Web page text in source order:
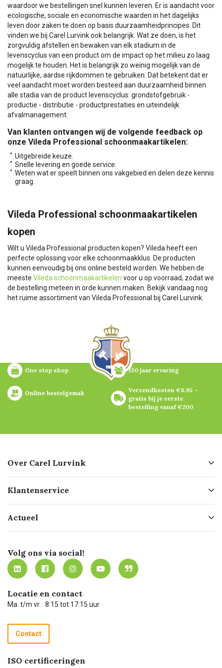
waardoor we bestellingen snel kunnen leveren. Er is aandacht voor
ecologische, sociale en economische waarden in het dagelijks
leven door zaken te doen op basis duurzaamheidprincipes. Dit
vinden we bij Carel Lurvink ook belangrijk. Wat ze doen, is het
zorgvuldig afstellen en bewaken van elk stadium in de
levenscyclus van een product om de impact op het milieu zo laag
mogelijk te houden. Het is belangrijk zo weinig mogelijk van de
natuurlijke, aardse rijkdommen te gebruiken. Dat betekent dat er
veel aandacht moet worden besteed aan duurzaamheid binnen
alle stadia van de product levenscyclus: grondstofgebruik -
productie - distributie - productprestaties en uiteindelijk
afvalmanagement.
Van klanten ontvangen wij de volgende feedback op
onze Vileda Professional schoonmaakartikelen:
Uitgebreide keuze.
Snelle levering en goede service.
Weten wat er speelt binnen ons vakgebied en delen deze kennis
graag.
Vileda Professional schoonmaakartikelen
kopen
Wilt u Vileda Professional producten kopen? Vileda heeft een
perfecte oplossing voor elke schoonmaakklus. De producten
kunnen eenvoudig bij ons online besteld worden. We hebben de
meeste Vileda schoonmaakartikelen voor u op voorraad, zodat we
de bestelling meteen in orde kunnen maken. Bekijk vandaag nog
het ruime assortiment van Vileda Professional bij Carel Lurvink.
One stop shop 130 jaar ervaring
Online bestelgemak
Verzendkosten €6,95 –
gratis bij je eerste
bestelling vanaf €200
Over Carel Lurvink
Geschiedenis
Missie
Certificering
Werken bij Carel Lurvink
MVO
Klantenservice
Bezorgen
Mijn Carel Lurvink
Mijn Carel Lurvink instructievideo's
Carel Lurvink App
Hulp op afstand
Technische dienst
Recycle programma
Betalen
Actueel
Innovation LAB
Tevreden klanten
Carel Lurvink Blog
Carel de podcast
Volg ons via social!
Locatie en contact
Ma. t/m vr. : 8:15 tot 17:15 uur
Contact
ISO certificeringen